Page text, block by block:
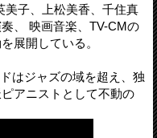
美子、上松美香、千住真
、 映画音楽、TV-CMの
展開している。
はジャズの域を超え、独
アニストとして不動の